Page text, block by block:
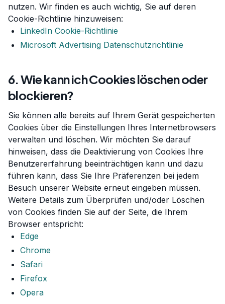
nutzen. Wir finden es auch wichtig, Sie auf deren
Cookie-Richtlinie hinzuweisen:
LinkedIn Cookie-Richtlinie
Microsoft Advertising Datenschutzrichtlinie
6. Wie kann ich Cookies löschen oder
blockieren?
Sie können alle bereits auf Ihrem Gerät gespeicherten
Cookies über die Einstellungen Ihres Internetbrowsers
verwalten und löschen. Wir möchten Sie darauf
hinweisen, dass die Deaktivierung von Cookies Ihre
Benutzererfahrung beeinträchtigen kann und dazu
führen kann, dass Sie Ihre Präferenzen bei jedem
Besuch unserer Website erneut eingeben müssen.
Weitere Details zum Überprüfen und/oder Löschen
von Cookies finden Sie auf der Seite, die Ihrem
Browser entspricht:
Edge
Chrome
Safari
Firefox
Opera